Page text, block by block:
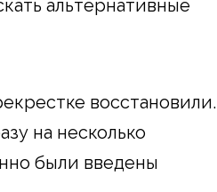
альтернативные
восстановили.
на несколько
были введены